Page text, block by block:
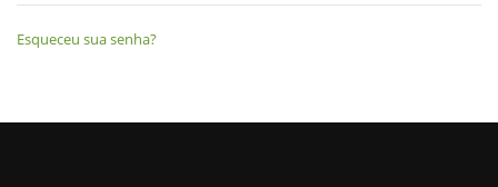
Esqueceu sua senha?